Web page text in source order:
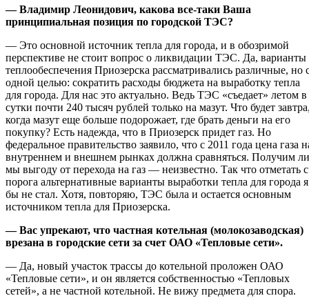
— Владимир Леонидович, какова все-таки Ваша
принципиальная позиция по городской ТЭС?
— Это основной источник тепла для города, и в обозримой
перспективе не стоит вопрос о ликвидации ТЭС. Да, варианты
теплообеспечения Приозерска рассматривались различные, но
одной целью: сократить расходы бюджета на выработку тепла
для города. Для нас это актуально. Ведь ТЭС «съедает» летом в
сутки почти 240 тысяч рублей только на мазут. Что будет
когда мазут еще больше подорожает, где брать деньги на его
покупку? Есть надежда, что в Приозерск придет газ. Но
федеральное правительство заявило, что с 2011 года цена газа
внутреннем и внешнем рынках должна сравняться. Получим ли
мы выгоду от перехода на газ — неизвестно. Так что отметать с
порога альтернативные варианты выработки тепла для города я
бы не стал. Хотя, повторяю, ТЭС была и остается основным
источником тепла для Приозерска.
— Вас упрекают, что частная котельная (молокозаводская)
врезана в городские сети за счет ОАО «Тепловые сети».
— Да, новый участок трассы до котельной проложен ОАО
«Тепловые сети», и он является собственностью «Тепловых
сетей», а не частной котельной. Не вижу предмета для спора.